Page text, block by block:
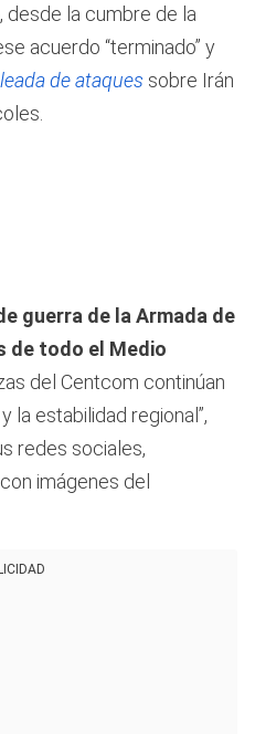
, desde la cumbre de la
acuerdo “terminado” y
de ataques sobre Irán
guerra de la Armada de
de todo el Medio
del Centcom continúan
la estabilidad regional”,
redes sociales,
imágenes del